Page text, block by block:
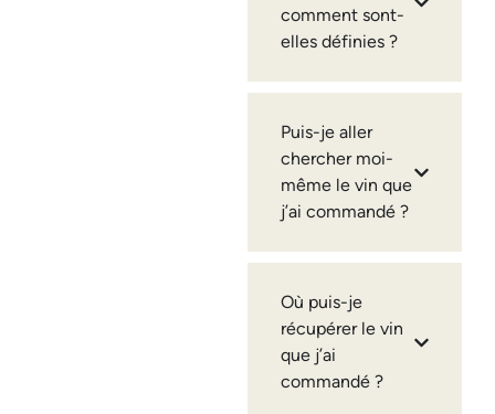
comment sont-
elles définies ?
Puis-je aller
chercher moi-
même le vin que
j’ai commandé ?
Où puis-je
récupérer le vin
que j’ai
commandé ?